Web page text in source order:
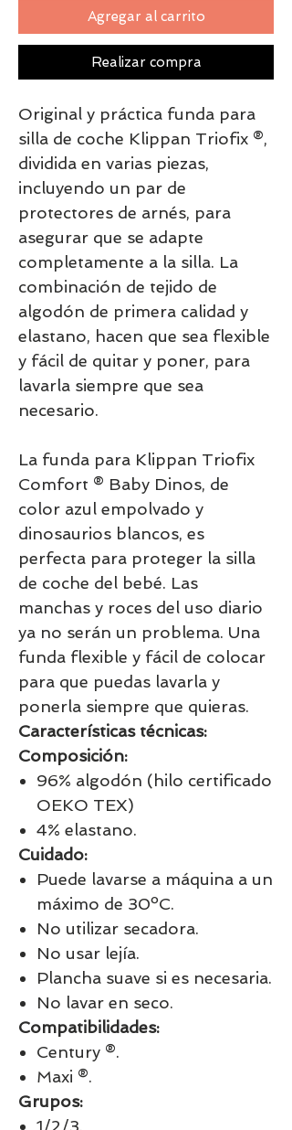
Agregar al carrito
Realizar compra
Original y práctica funda para
silla de coche Klippan Triofix ®,
dividida en varias piezas,
incluyendo un par de
protectores de arnés, para
asegurar que se adapte
completamente a la silla. La
combinación de tejido de
algodón de primera calidad y
elastano, hacen que sea flexible
y fácil de quitar y poner, para
lavarla siempre que sea
necesario.
La funda para Klippan Triofix
Comfort ® Baby Dinos, de
color azul empolvado y
dinosaurios blancos, es
perfecta para proteger la silla
de coche del bebé. Las
manchas y roces del uso diario
ya no serán un problema. Una
funda flexible y fácil de colocar
para que puedas lavarla y
ponerla siempre que quieras.
Características técnicas:
Composición:
96% algodón (hilo certificado
OEKO TEX)
4% elastano.
Cuidado:
Puede lavarse a máquina a un
máximo de 30ºC.
No utilizar secadora.
No usar lejía.
Plancha suave si es necesaria.
No lavar en seco.
Compatibilidades:
Century ®.
Maxi ®.
Grupos:
1/2/3.